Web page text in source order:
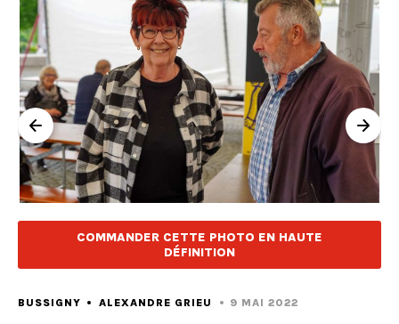
COMMANDER CETTE PHOTO EN HAUTE
DÉFINITION
BUSSIGNY ALEXANDRE GRIEU 9 MAI 2022